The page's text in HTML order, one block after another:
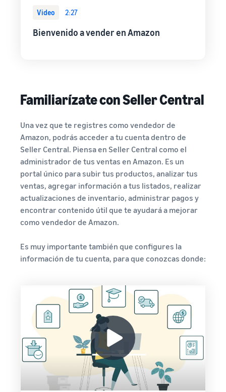
Video 2:27
Bienvenido a vender en Amazon
Familiarízate con Seller Central
Una vez que te registres como vendedor de
Amazon, podrás acceder a tu cuenta dentro de
Seller Central. Piensa en Seller Central como el
administrador de tus ventas en Amazon. Es un
portal único para subir tus productos, analizar tus
ventas, agregar información a tus listados, realizar
actualizaciones de inventario, administrar pagos y
encontrar contenido útil que te ayudará a mejorar
como vendedor de Amazon.
Es muy importante también que configures la
información de tu cuenta, para que conozcas donde: